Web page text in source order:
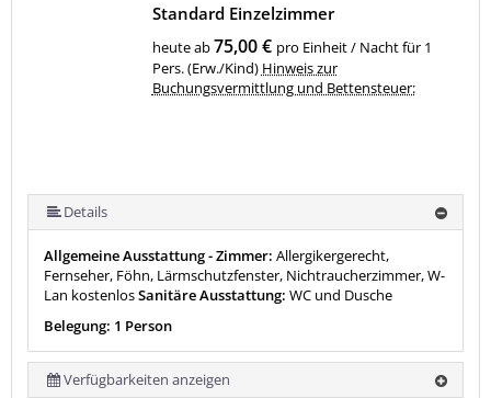
Standard Einzelzimmer
heute ab75,00 € pro Einheit / Nacht für 1
Pers. (Erw./Kind) Hinweis zur
Buchungsvermittlung und Bettensteuer:
Details
Allgemeine Ausstattung - Zimmer: Allergikergerecht,
Fernseher, Föhn, Lärmschutzfenster, Nichtraucherzimmer, W-
Lan kostenlosSanitäre Ausstattung: WC und Dusche
Belegung: 1 Person
Verfügbarkeiten anzeigen